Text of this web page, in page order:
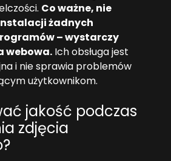
Co ważne, nie
żadnych
– wystarczy
webowa. Ich obsługa jest
i nie sprawia problemów
użytkownikom.
jakość podczas
zdjęcia